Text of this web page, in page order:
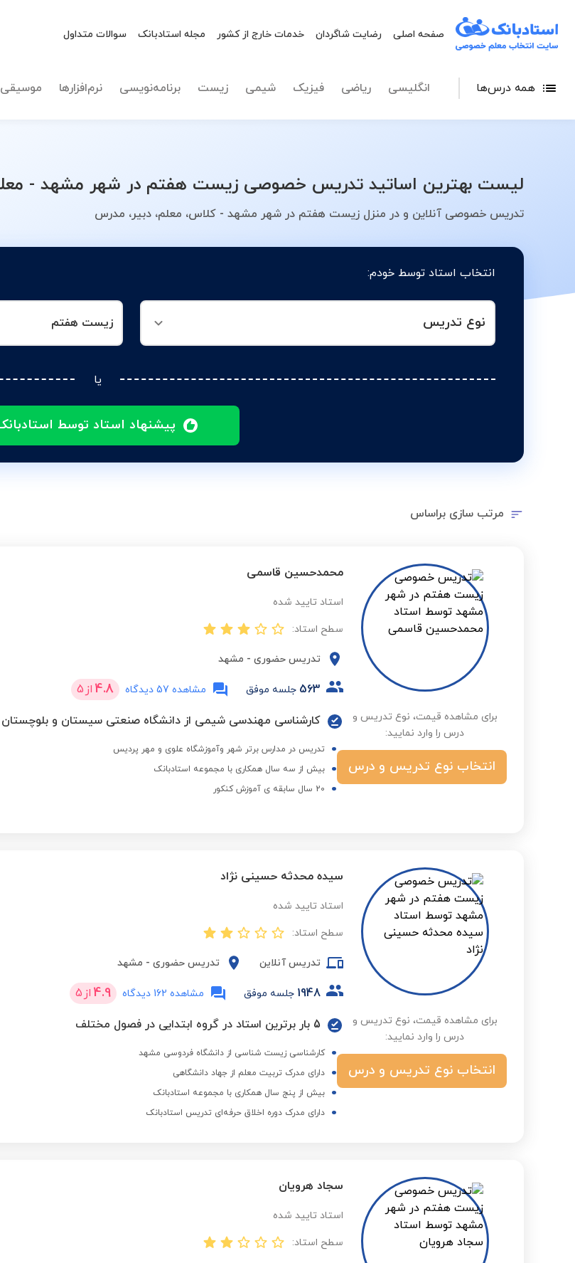
صفحه اصلی رضایت شاگردان خدمات خارج از کشور مجله استادبانک سوالات متداول
همه درس‌ها انگلیسی ریاضی فیزیک شیمی زیست برنامه‌نویسی نرم‌افزارها موسیقی
لیست بهترین اساتید تدریس خصوصی زیست هفتم در شهر مشهد -
تدریس خصوصی آنلاین و در منزل زیست هفتم در شهر مشهد - کلاس، معلم، دبیر، مدرس
انتخاب استاد توسط خودم:
نوع تدریس زیست هفتم
یا
پیشنهاد استاد توسط
نوع تدریس
مرتب سازی براساس
برای مشاهده قیمت، نوع تدریس و
درس را وارد نمایید:
انتخاب نوع تدریس و درس
محمدحسین قاسمی
استاد تایید شده
سطح استاد:
تدریس حضوری - مشهد
563 جلسه موفق مشاهده 57 دیدگاه 4.8 از 5
کارشناسی مهندسی شیمی از دانشگاه صنعتی سیستان و بلوچستان
تدریس در مدارس برتر شهر وآموزشگاه علوی و مهر پردیس
بیش از سه سال همکاری با مجموعه استادبانک
20 سال سابقه ی آموزش کنکور
برای مشاهده قیمت، نوع تدریس و
درس را وارد نمایید:
انتخاب نوع تدریس و درس
سیده محدثه حسینی نژاد
استاد تایید شده
سطح استاد:
تدریس آنلاین تدریس حضوری - مشهد
1948 جلسه موفق مشاهده 162 دیدگاه 4.9 از 5
5 بار برترین استاد در گروه ابتدایی در فصول مختلف
کارشناسی زیست شناسی از دانشگاه فردوسی مشهد
دارای مدرک تربیت معلم از جهاد دانشگاهی
بیش از پنج سال همکاری با مجموعه استادبانک
دارای مدرک دوره اخلاق حرفه‌ای تدریس استادبانک
سجاد هرویان
استاد تایید شده
سطح استاد: